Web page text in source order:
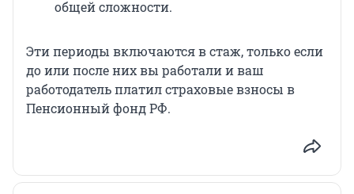
общей сложности.
Эти периоды включаются в стаж, только если
до или после них вы работали и ваш
работодатель платил страховые взносы в
Пенсионный фонд РФ.